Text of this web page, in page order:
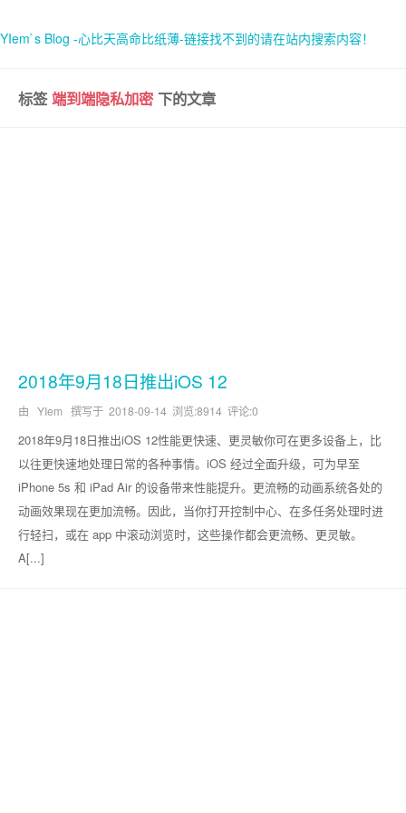
YIem`s Blog -心比天高命比纸薄-链接找不到的请在站内搜索内容！
首页
标签端到端隐私加密 下的文章
2018年9月18日推出iOS 12
由 YIem 撰写于 2018-09-14 浏览:8914 评论:0
2018年9月18日推出iOS 12性能更快速、更灵敏你可在更多设备上，比
以往更快速地处理日常的各种事情。iOS 经过全面升级，可为早至
iPhone 5s 和 iPad Air 的设备带来性能提升。更流畅的动画系统各处的
动画效果现在更加流畅。因此，当你打开控制中心、在多任务处理时进
行轻扫，或在 app 中滚动浏览时，这些操作都会更流畅、更灵敏。
A[...]